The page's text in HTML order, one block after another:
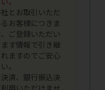
とお取引いただ
お客様につきま
、ご登録いただい
す情報で引き継
ますのでご安心
。
済、銀行振込決
用いただけませ